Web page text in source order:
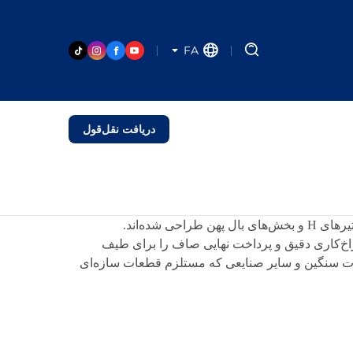
FA
دریافت نقل‌قول
راه‌حل‌های تیر حرف H برای دقت، کارایی و انعطاف‌پذیری در پردازش تیرهای فولادی سازه‌ای از جمله تیرهای I، تیرهای H و بخش‌های بال پهن طراحی شده‌اند.
دقیق، سوراخ‌کاری دقیق و پرداخت نهایی صاف را برای طیف
سنگین و سایر صنایعی که مستلزم قطعات سازه‌ای